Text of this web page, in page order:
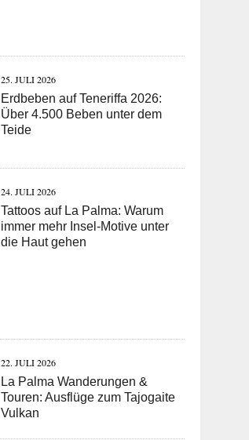
25. JULI 2026
Erdbeben auf Teneriffa 2026:
Über 4.500 Beben unter dem
Teide
24. JULI 2026
Tattoos auf La Palma: Warum
immer mehr Insel-Motive unter
die Haut gehen
22. JULI 2026
La Palma Wanderungen &
Touren: Ausflüge zum Tajogaite
Vulkan